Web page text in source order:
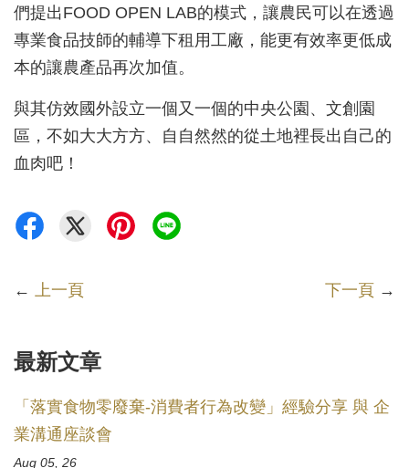
們提出FOOD OPEN LAB的模式，讓農民可以在透過
專業食品技師的輔導下租用工廠，能更有效率更低成
本的讓農產品再次加值。
與其仿效國外設立一個又一個的中央公園、文創園
區，不如大大方方、自自然然的從土地裡長出自己的
血肉吧！
← 上一頁 下一頁 →
最新文章
「落實食物零廢棄-消費者行為改變」經驗分享 與 企
業溝通座談會
Aug 05, 26